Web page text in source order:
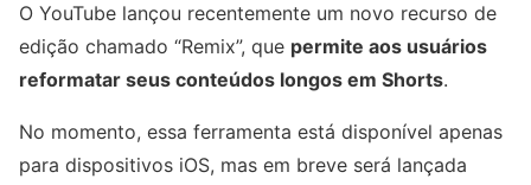
O YouTube lançou recentemente um novo recurso de
edição chamado “Remix”, que permite aos usuários
reformatar seus conteúdos longos em Shorts.
No momento, essa ferramenta está disponível apenas
para dispositivos iOS, mas em breve será lançada